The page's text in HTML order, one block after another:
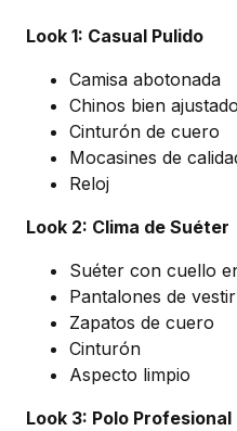
Look 1: Casual Pulido
Camisa abotonada
Chinos bien
Cinturón de cuero
Mocasines de
Reloj
Look 2: Clima de Suéter
Suéter con cuello
Pantalones de vestir
Zapatos de cuero
Cinturón
Aspecto limpio
Look 3: Polo Profesional